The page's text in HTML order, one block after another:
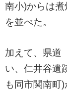
南小)からは
を並べた。
加えて、県道
い、仁井谷遺
も同市関南町